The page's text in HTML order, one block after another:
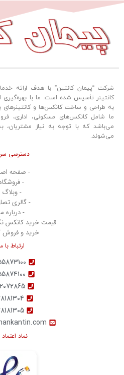
شرکت “پیمان کانتین” با هدف ارائه
کانتینر تأسیس شده است. ما با بهره‌گیری
به طراحی و ساخت کانکس‌ها و کانتینرهای
ما شامل کانکس‌های مسکونی، اداری،
می‌باشد که با توجه به نیاز
می‌شوند.
دسترسی
- صفحه
-
- وبلاگ
- گالری
- درباره
قیمت خرید کانکس
خرید و فروش
ارتباط با
نماد اعتماد